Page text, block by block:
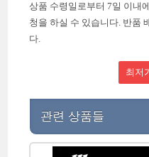
상품 수령일로부터 7일 이내
청을 하실 수 있습니다. 반품
다.
최저
관련 상품들